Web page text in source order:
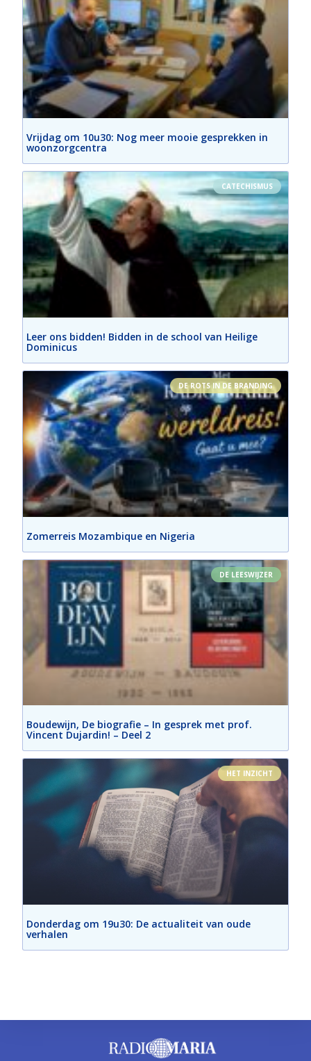
Vrijdag om 10u30: Nog meer mooie gesprekken in
woonzorgcentra
CATECHISMUS
Leer ons bidden! Bidden in de school van Heilige
Dominicus
DE ROTS IN DE BRANDING
Zomerreis Mozambique en Nigeria
DE LEESWIJZER
Boudewijn, De biografie – In gesprek met prof.
Vincent Dujardin! – Deel 2
HET INZICHT
Donderdag om 19u30: De actualiteit van oude
verhalen